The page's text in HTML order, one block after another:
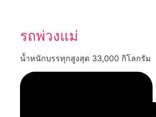
รถพ่วงแม่
น้ำหนักบรรทุกสูงสุด 33,000 กิโลกรัม